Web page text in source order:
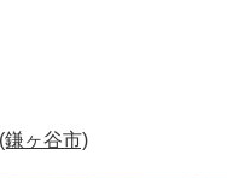
ヶ谷市)